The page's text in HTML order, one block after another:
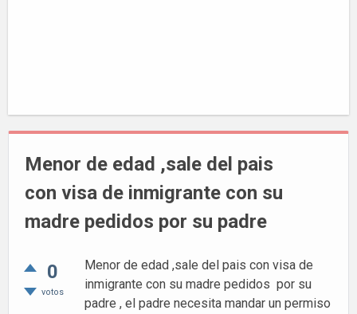
Menor de edad ,sale del pais
con visa de inmigrante con su
madre pedidos por su padre
0
votos
Menor de edad ,sale del pais con visa de
inmigrante con su madre pedidos por su
padre , el padre necesita mandar un permiso